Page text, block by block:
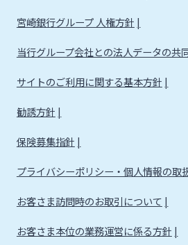
ニュースリリース一覧
採用情報
宮崎銀行グループ 人権方針
当行グループ会社との法人データの共
サイトのご利用に関する基本方針
勧誘方針
保険募集指針
プライバシーポリシー・個人情報の取
お客さま訪問時のお取引について
お客さま本位の業務運営に係る方針